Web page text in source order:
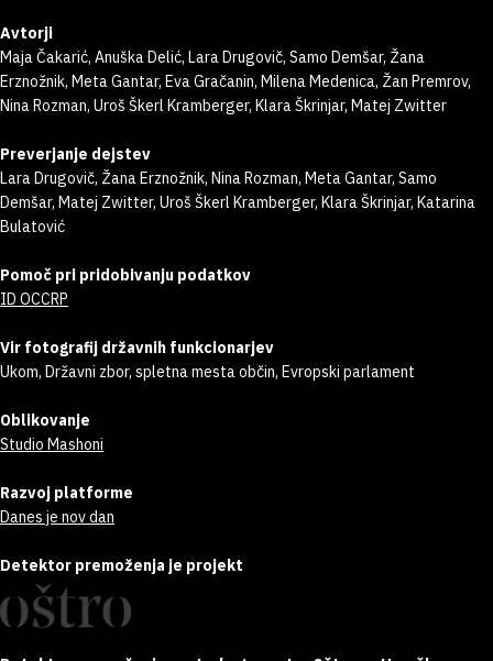
Avtorji
Maja Čakarić, Anuška Delić, Lara Drugovič, Samo Demšar, Žana
Erznožnik, Meta Gantar, Eva Gračanin, Milena Medenica, Žan Premrov,
Nina Rozman, Uroš Škerl Kramberger, Klara Škrinjar, Matej Zwitter
Preverjanje dejstev
Lara Drugovič, Žana Erznožnik, Nina Rozman, Meta Gantar, Samo
Demšar, Matej Zwitter, Uroš Škerl Kramberger, Klara Škrinjar, Katarina
Bulatović
Pomoč pri pridobivanju podatkov
ID OCCRP
Vir fotografij državnih funkcionarjev
Ukom, Državni zbor, spletna mesta občin, Evropski parlament
Oblikovanje
Studio Mashoni
Razvoj platforme
Danes je nov dan
Detektor premoženja je projekt